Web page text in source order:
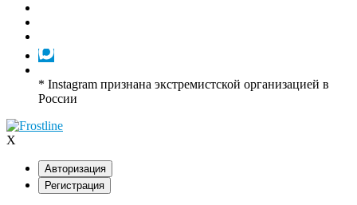
* Instagram признана экстремистской организацией в
России
X
Авторизация
Регистрация